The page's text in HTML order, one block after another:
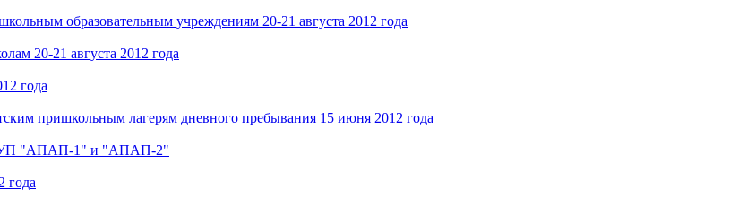
образовательным учреждениям 20-21 августа 2012 года
20-21 августа 2012 года
года
пришкольным лагерям дневного пребывания 15 июня 2012 года
МУП "АПАП-1" и "АПАП-2"
года